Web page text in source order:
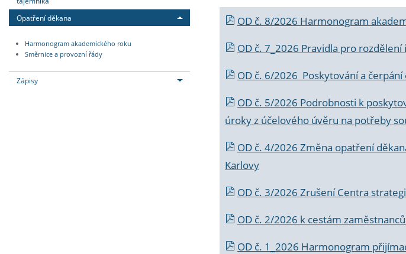
Opatření děkana
Harmonogram akademického roku
Směrnice a provozní řády
Zápisy
OD č. 8/2026 Harmonogram
OD č. 7_2026 Pravidla pro
OD č. 6/2026 Poskytování a
OD č. 5/2026 Podrobnosti k
úroky z účelového úvěru na potřeby
OD č. 4/2026 Změna opatření
Karlovy
OD č. 3/2026 Zrušení Centra
OD č. 2/2026 k cestám
OD č. 1_2026 Harmonogram